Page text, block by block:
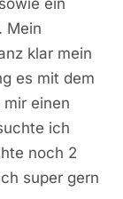
sowie ein
Mein
klar mein
es mit dem
einen
ich
noch 2
super gern